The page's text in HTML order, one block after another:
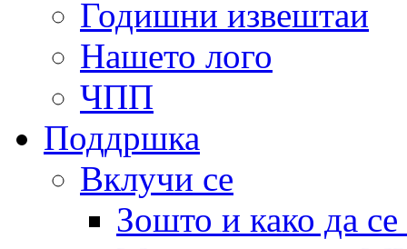
Годишни извештаи
Нашето лого
ЧПП
Поддршка
Вклучи се
Зошто и како да